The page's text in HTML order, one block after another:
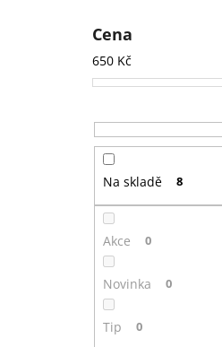
Cena
650 Kč
Na skladě 8
Akce 0
Novinka 0
Tip 0